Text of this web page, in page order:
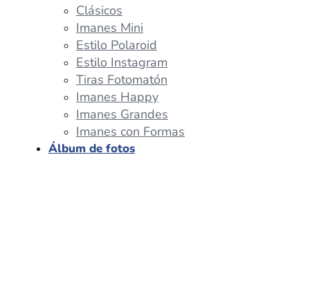
Clásicos
Imanes Mini
Estilo Polaroid
Estilo Instagram
Tiras Fotomatón
Imanes Happy
Imanes Grandes
Imanes con Formas
Álbum de fotos